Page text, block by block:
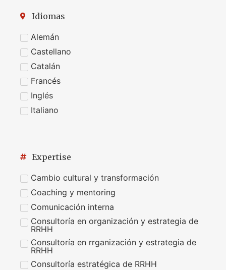
Idiomas
Alemán
Castellano
Catalán
Francés
Inglés
Italiano
Expertise
Cambio cultural y transformación
Coaching y mentoring
Comunicación interna
Consultoría en organización y estrategia de
RRHH
Consultoría en rrganización y estrategia de
RRHH
Consultoría estratégica de RRHH